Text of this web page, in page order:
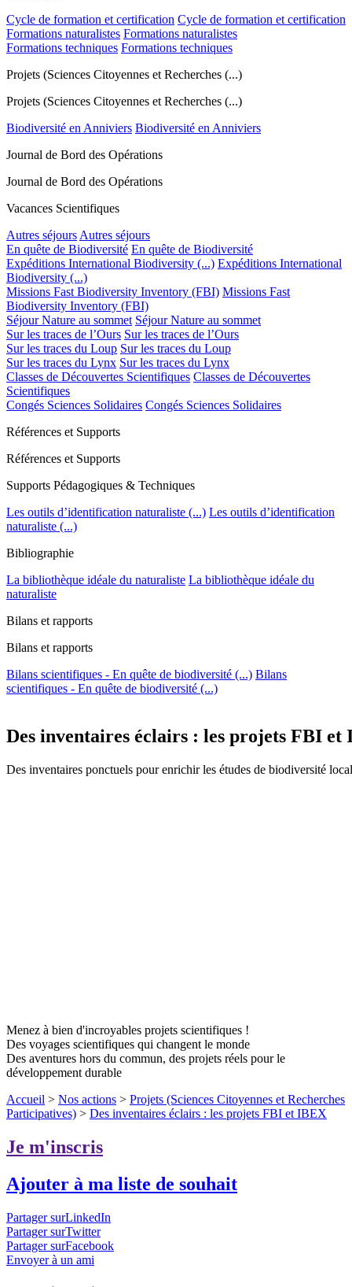
Cycle de formation et certification Cycle de formation et certification
Formations naturalistes Formations naturalistes
Formations techniques Formations techniques
Projets (Sciences Citoyennes et Recherches (...)
Projets (Sciences Citoyennes et Recherches (...)
Biodiversité en Anniviers Biodiversité en Anniviers
Journal de Bord des Opérations
Journal de Bord des Opérations
Vacances Scientifiques
Autres séjours Autres séjours
En quête de Biodiversité En quête de Biodiversité
Expéditions International Biodiversity (...) Expéditions International
Biodiversity (...)
Missions Fast Biodiversity Inventory (FBI) Missions Fast
Biodiversity Inventory (FBI)
Séjour Nature au sommet Séjour Nature au sommet
Sur les traces de l’Ours Sur les traces de l’Ours
Sur les traces du Loup Sur les traces du Loup
Sur les traces du Lynx Sur les traces du Lynx
Classes de Découvertes Scientifiques Classes de Découvertes
Scientifiques
Congés Sciences Solidaires Congés Sciences Solidaires
Références et Supports
Références et Supports
Supports Pédagogiques & Techniques
Les outils d’identification naturaliste (...) Les outils d’identification
naturaliste (...)
Bibliographie
La bibliothèque idéale du naturaliste La bibliothèque idéale du
naturaliste
Bilans et rapports
Bilans et rapports
Bilans scientifiques - En quête de biodiversité (...) Bilans
scientifiques - En quête de biodiversité (...)
Des inventaires éclairs : les projets FBI et
Des inventaires ponctuels pour enrichir les études de biodiversité
Menez à bien d'incroyables projets scientifiques !
Des voyages scientifiques qui changent le monde
Des aventures hors du commun, des projets réels pour le
développement durable
Accueil > Nos actions > Projets (Sciences Citoyennes et Recherches
Participatives) > Des inventaires éclairs : les projets FBI et IBEX
Je m'inscris
Ajouter à ma liste de souhait
Partager surLinkedIn
Partager surTwitter
Partager surFacebook
Envoyer à un ami